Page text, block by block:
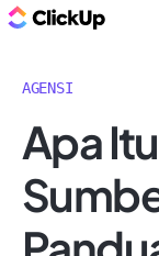
AGENSI
Apa